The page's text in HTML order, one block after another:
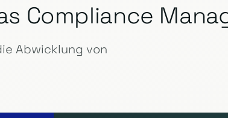
Compliance
Abwicklung von